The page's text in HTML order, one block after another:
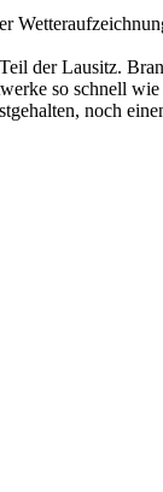
der Lausitz.
so schnell
noch